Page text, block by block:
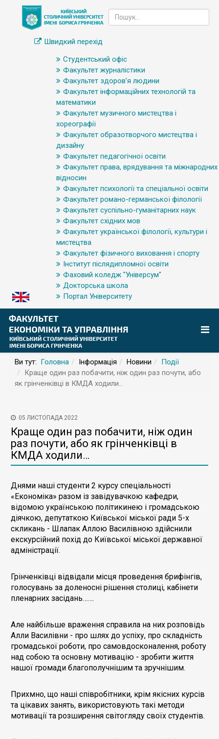
Швидкий перехід
Студентський офіс
Факультет журналістики
Факультет здоров’я людини
Факультет інформаційних технологій та
математики
Факультет музичного мистецтва і
хореографії
Факультет образотворчого мистецтва і
дизайну
Факультет педагогічної освіти
Факультет права, врядування та міжнародних
відносин
Факультет психології та спеціальної освіти
Факультет романо-германської філології
Факультет суспільно-гуманітарних наук
Факультет східних мов
Факультет української філології, культури і
мистецтва
Факультет фізичного виховання і спорту
Інститут післядипломної освіти
Фаховий коледж "Універсум"
Докторська школа
Портал Університету
Ви тут: Головна Інформація Новини
Події
Краще один раз побачити, ніж один раз почути, або
як грінченківці в КМДА ходили…
05 ЛИСТОПАДА 2022
Краще один раз побачити, ніж один
раз почути, або як грінченківці в
КМДА ходили…
Днями наші студенти 2 курсу спеціальності
«Економіка» разом із завідувачкою кафедри,
відомою українською політикинею і громадською
діячкою, депутаткою Київської міської ради 5-х
скликань - Шлапак Аллою Василівною здійснили
екскурсійний похід до Київської міської державної
адміністрації.
Грінченківці відвідали місця проведення брифінгів,
голосувань за доленосні рішення столиці, кабінети
пленарних засідань…….
Але найбільше враження справила на них розповідь
Алли Василівни - про шлях до успіху, про складність
громадської роботи, про самовдосконалення, роботу
над собою та основну мотивацію - зробити життя
нашої громади благополучнішим та зручнішим.
Прихмно, що наші співробітники, крім якісних курсів
та цікавих занять, використовують такі методи
мотивації та розширення світогляду своїх студентів.